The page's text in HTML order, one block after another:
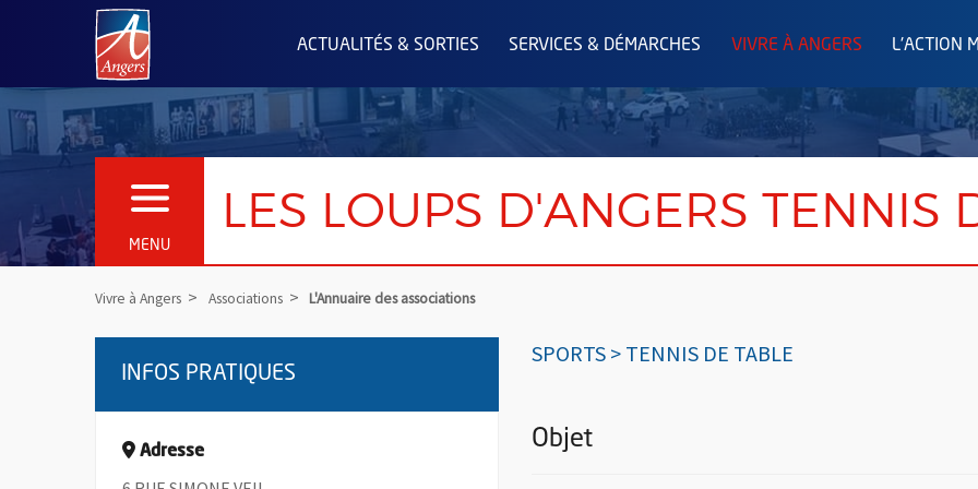
Angers.fr : Retour à l'accueil
ACTUALITÉS & SORTIES SERVICES & DÉMARCHES VIVRE À ANGERS L'ACTION
MENU
OUVRIR LE MENU LES LOUPS D'ANGERS TENNIS
Vivre à Angers Associations L'Annuaire des associations
SPORTS > TENNIS DE TABLE
Objet
INFOS PRATIQUES
Adresse